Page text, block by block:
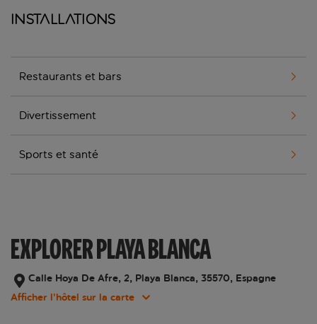
Installations
Restaurants et bars
Divertissement
Sports et santé
EXPLORER PLAYA BLANCA
Calle Hoya De Afre, 2, Playa Blanca, 35570, Espagne
Afficher l’hôtel sur la carte